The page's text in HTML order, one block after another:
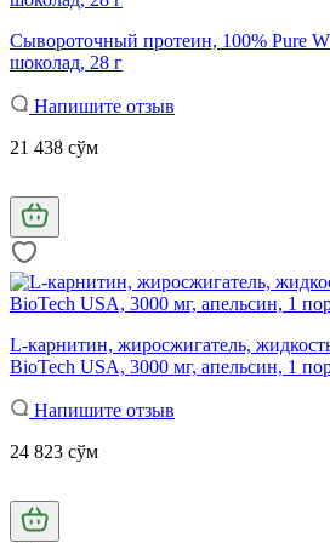
Сывороточный протеин, 100% Pure
шоколад, 28 г
Напишите отзыв
21 438 сўм
L-карнитин, жиросжигатель,
BioTech USA, 3000 мг, апельсин, 1
Напишите отзыв
24 823 сўм